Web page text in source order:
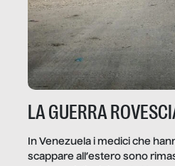
LA GUERRA
In Venezuela i medici che
scappare all’estero sono